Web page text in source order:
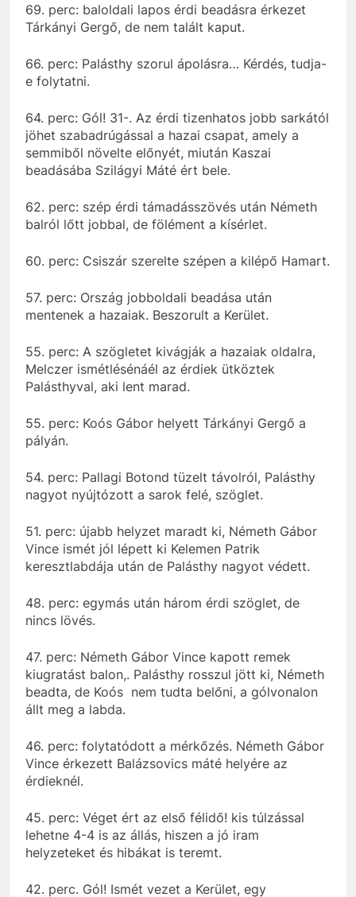
69. perc: baloldali lapos érdi beadásra érkezet
Tárkányi Gergő, de nem talált kaput.
66. perc: Palásthy szorul ápolásra… Kérdés, tudja-
e folytatni.
64. perc: Gól! 31-. Az érdi tizenhatos jobb sarkától
jöhet szabadrúgással a hazai csapat, amely a
semmiből növelte előnyét, miután Kaszai
beadásába Szilágyi Máté ért bele.
62. perc: szép érdi támadásszövés után Németh
balról lőtt jobbal, de fölément a kísérlet.
60. perc: Csiszár szerelte szépen a kilépő Hamart.
57. perc: Ország jobboldali beadása után
mentenek a hazaiak. Beszorult a Kerület.
55. perc: A szögletet kivágják a hazaiak oldalra,
Melczer ismétlésénáél az érdiek ütköztek
Palásthyval, aki lent marad.
55. perc: Koós Gábor helyett Tárkányi Gergő a
pályán.
54. perc: Pallagi Botond tüzelt távolról, Palásthy
nagyot nyújtózott a sarok felé, szöglet.
51. perc: újabb helyzet maradt ki, Németh Gábor
Vince ismét jól lépett ki Kelemen Patrik
keresztlabdája után de Palásthy nagyot védett.
48. perc: egymás után három érdi szöglet, de
nincs lövés.
47. perc: Németh Gábor Vince kapott remek
kiugratást balon,. Palásthy rosszul jött ki, Németh
beadta, de Koós nem tudta belőni, a gólvonalon
állt meg a labda.
46. perc: folytatódott a mérkőzés. Németh Gábor
Vince érkezett Balázsovics máté helyére az
érdieknél.
45. perc: Véget ért az első félidő! kis túlzással
lehetne 4-4 is az állás, hiszen a jó iram
helyzeteket és hibákat is teremt.
42. perc. Gól! Ismét vezet a Kerület, egy